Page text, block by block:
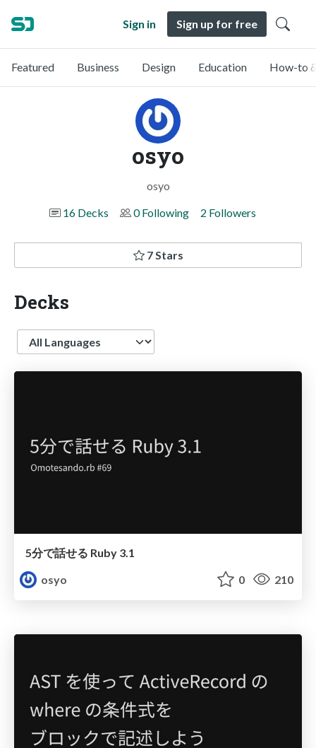
Sign in Sign up for free
Featured Business Design Education How-to
osyo
osyo
16 Decks
0 Following 2 Followers
7 Stars
Decks
Language
5分で話せる Ruby 3.1
osyo
0 210